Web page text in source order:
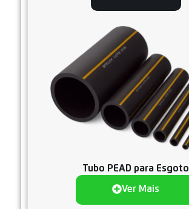
Tubo PEAD para Esgoto
Ver Mais